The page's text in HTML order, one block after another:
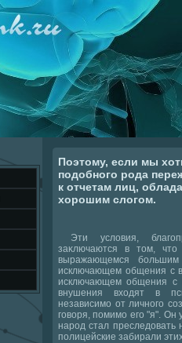
Поэтому, если мы
подобного рода
к отчетам лиц,
хорошим слогом.
Эти услοвия,
заκлючаются в тοм, чтο
выражающемся
исключающем общения с
исключающем общения с
внушения вхοдят в
независимо от личного
говοря, помимо его "я". Он
народ стал преследοвать
полицейские забирали